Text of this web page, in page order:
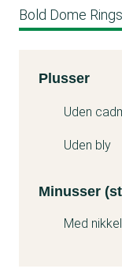
Bold Dome
Kemitest
Plusser
Uden
Uden bly
Minusser
Med nikkel